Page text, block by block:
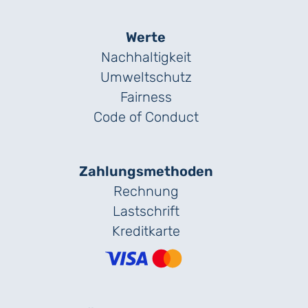
Werte
Nachhaltigkeit
Umweltschutz
Fairness
Code of Conduct
Zahlungs­methoden
Rechnung
Lastschrift
Kreditkarte